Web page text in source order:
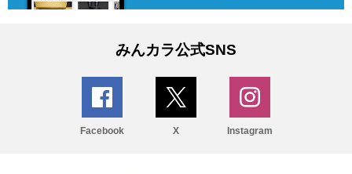
みんカラ公式SNS
Facebook X Instagram